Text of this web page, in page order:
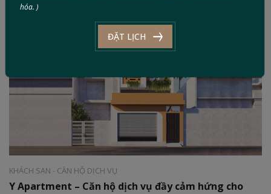
Phong cách:Hiện đại
400 m2
KHÁCH SẠN - CĂN HỘ DỊCH VỤ
Y Apartment – Căn hộ dịch vụ đầy cảm hứng cho
hóa. )
ĐẶT LỊCH